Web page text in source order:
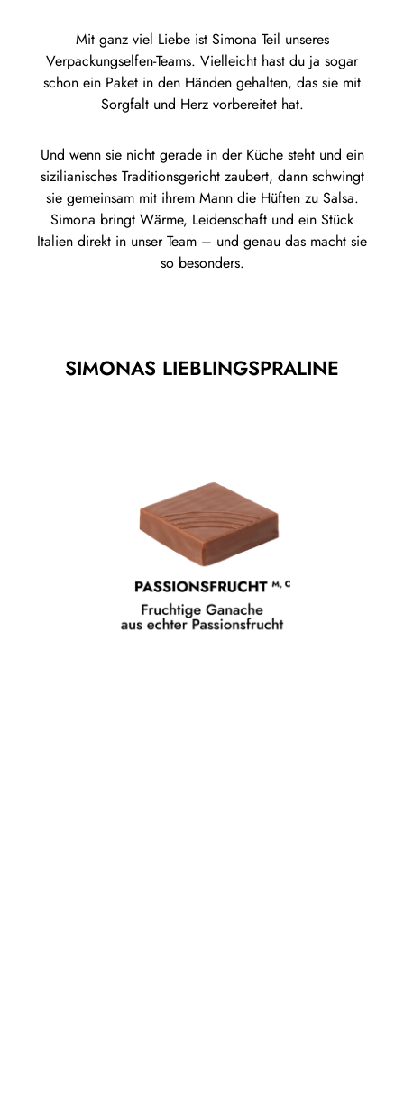
Mit ganz viel Liebe ist Simona Teil unseres
Verpackungselfen-Teams. Vielleicht hast du ja sogar
schon ein Paket in den Händen gehalten, das sie mit
Sorgfalt und Herz vorbereitet hat.
Und wenn sie nicht gerade in der Küche steht und ein
sizilianisches Traditionsgericht zaubert, dann schwingt
sie gemeinsam mit ihrem Mann die Hüften zu Salsa.
Simona bringt Wärme, Leidenschaft und ein Stück
Italien direkt in unser Team – und genau das macht sie
so besonders.
SIMONAS LIEBLINGSPRALINE